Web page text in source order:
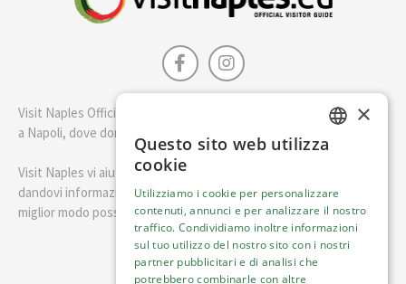
Visit Naples Official è la guida della città di Napoli. Scopri cosa fare
a Napoli, dove dormire e i migliori posti dove mangiare.
Visit Naples vi aiuterà a pianificare il vostro viaggio a Napoli
dandovi informazioni utili e consigli su come visitare Napoli nel
miglior modo possibile.
Italiano
×
Questo sito web utilizza
cookie
Utilizziamo i cookie per personalizzare
contenuti, annunci e per analizzare il nostro
traffico. Condividiamo inoltre informazioni
sul tuo utilizzo del nostro sito con i nostri
partner pubblicitari e di analisi che
potrebbero combinarle con altre